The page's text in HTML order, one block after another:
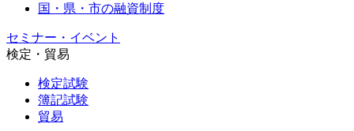
国・県・市の融資制度
セミナー・イベント
検定・貿易
検定試験
簿記試験
貿易